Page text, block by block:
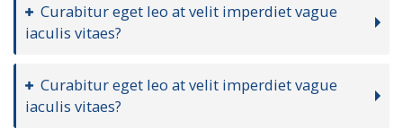
Curabitur eget leo at velit imperdiet vague
iaculis vitaes?
Curabitur eget leo at velit imperdiet vague
iaculis vitaes?